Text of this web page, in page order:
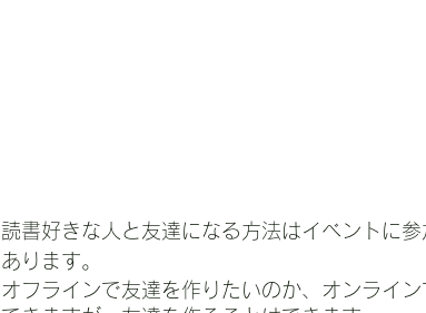
読書好きな人と友達になる方法はイベントに
あります。
オフラインで友達を作りたいのか、オンライ